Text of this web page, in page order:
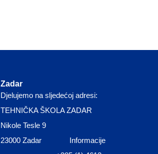
Zadar
Djelujemo na sljedećoj adresi:
TEHNIČKA ŠKOLA ZADAR
Nikole Tesle 9
23000 Zadar Informacije